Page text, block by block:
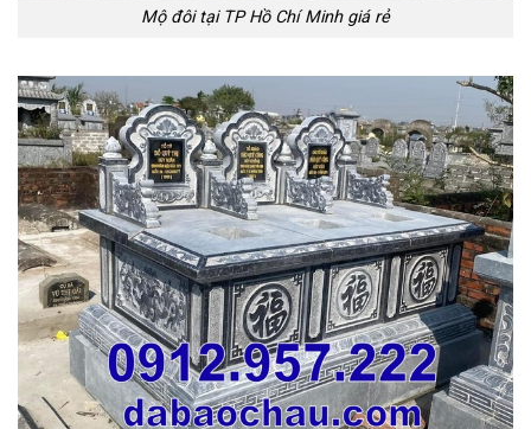
Mộ đôi tại TP Hồ Chí Minh giá rẻ